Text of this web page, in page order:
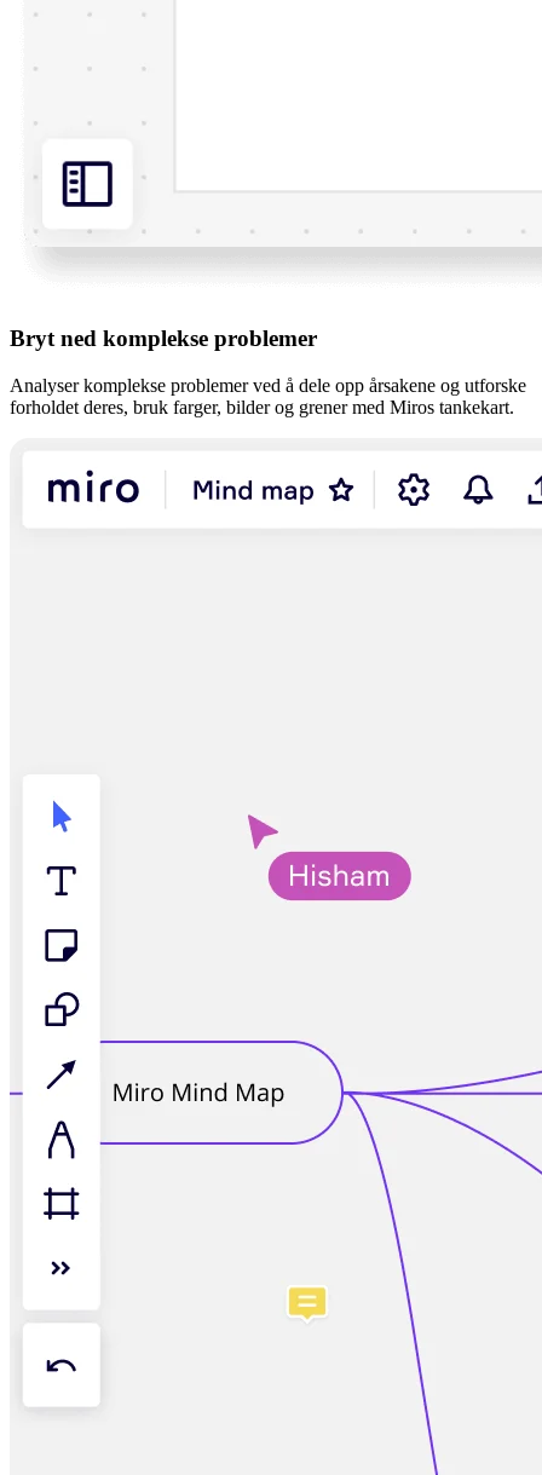
Bryt ned komplekse problemer
Analyser komplekse problemer ved å dele opp årsakene og utforske
forholdet deres, bruk farger, bilder og grener med Miros tankekart.